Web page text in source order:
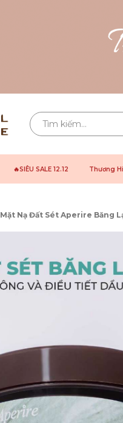
🔥SIÊU SALE 12.12 Thương
Mặt Nạ Đất Sét Aperire Băng